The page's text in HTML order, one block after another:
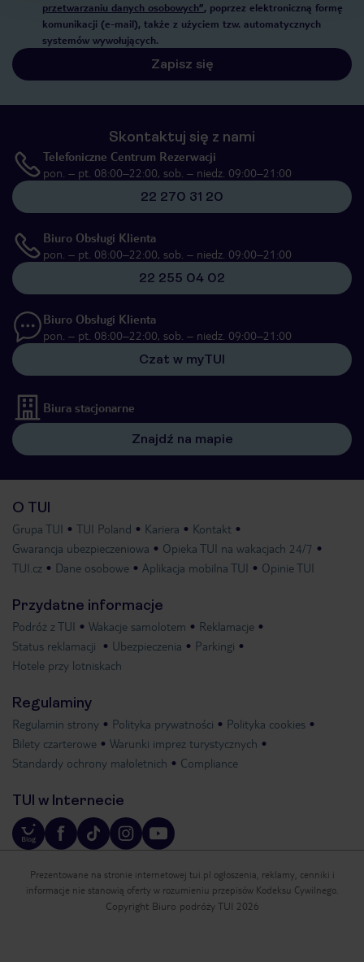
przetwarzaniu danych osobowych”, poprzez elektroniczną formę
komunikacji (e-mail), także z użyciem tzw. automatycznych
systemów wywołujących.
Zapisz się
Skontaktuj się z nami
Telefoniczne Centrum Rezerwacji
pon. – pt. 08:00–22:00, sob. – niedz. 09:00–21:00
22 270 31 20
Biuro Obsługi Klienta
pon. – pt. 08:00–22:00, sob. – niedz. 09:00–21:00
22 255 04 02
Biuro Obsługi Klienta
pon. – pt. 08:00–22:00, sob. – niedz. 09:00–21:00
Czat w myTUI
Biura stacjonarne
Znajdź na mapie
O TUI
Grupa TUI TUI Poland Kariera
Kontakt
Gwarancja ubezpieczeniowa
Opieka TUI na wakacjach 24/7
TUI.cz
Dane osobowe Aplikacja mobilna TUI Opinie TUI
Przydatne informacje
Podróż z TUI Wakacje samolotem
Reklamacje
Status reklamacji
Ubezpieczenia
Parkingi
Hotele przy lotniskach
Regulaminy
Regulamin strony Polityka prywatności
Polityka cookies
Bilety czarterowe
Warunki imprez turystycznych
Standardy ochrony małoletnich
Compliance
TUI w Internecie
Prezentowane na stronie internetowej tui.pl ogłoszenia, reklamy, cenniki i
informacje nie stanowią oferty w rozumieniu przepisów Kodeksu Cywilnego.
Copyright Biuro podróży TUI 2026